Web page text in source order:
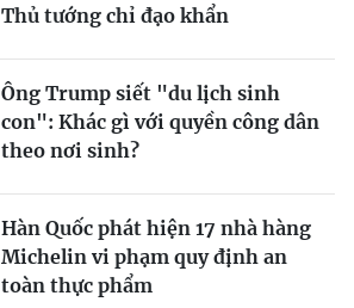
Thủ tướng chỉ đạo khẩn
Ông Trump siết "du lịch sinh
con": Khác gì với quyền công dân
theo nơi sinh?
Hàn Quốc phát hiện 17 nhà hàng
Michelin vi phạm quy định an
toàn thực phẩm